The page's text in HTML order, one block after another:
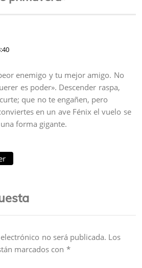
enemigo y tu mejor amigo. No
es poder». Descender raspa,
que no te engañen, pero
en un ave Fénix el vuelo se
forma gigante.
no será publicada. Los
marcados con *